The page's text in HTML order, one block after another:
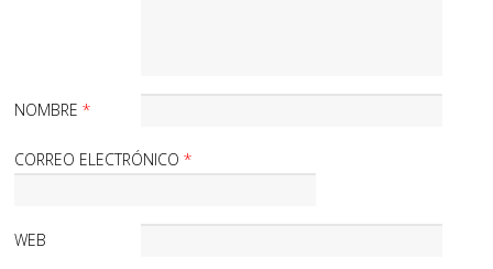
NOMBRE*
CORREO ELECTRÓNICO*
WEB